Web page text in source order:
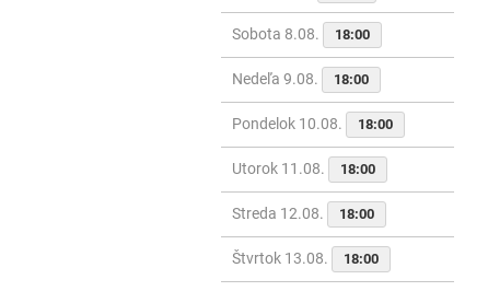
Sobota 8.08. 18:00
Nedeľa 9.08. 18:00
Pondelok 10.08. 18:00
Utorok 11.08. 18:00
Streda 12.08. 18:00
Štvrtok 13.08. 18:00